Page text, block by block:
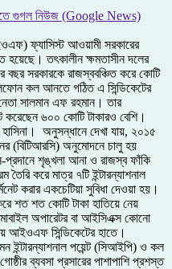
পেতে গুগল নিউজ (Google News)
ফ্যাসিস্ট আওয়ামী সরকারের
হয়েছে। তৎকালীন ক্ষমতাসীন দলের
বছর সরকারকে রাজস্ববঞ্চিত করে কোটি
কল আনতে গঠিত এ সিন্ডিকেটের
সালমান এফ রহমান। তার
৬০০ কোটি টাকারও বেশি।
অনুসন্ধানে দেখা যায়, ২০১৫
(বিটিআরসি) অনুমোদনে চালু হয়
শৃঙ্খলা আনা ও রাজস্ব ফাঁকি
করে মাত্র ৭টি ইন্টারন্যাশনাল
করার একচেটিয়া সুবিধা দেওয়া হয়।
শত শত কোটি টাকা হাতিয়ে নেয়
অপারেটর বা আইসিএক্স কোনো
আইওএফ সিন্ডিকেটের হাতে।
ইন্টারন্যাশনাল পয়েন্ট (সিআইপি) ও কল
ব্যবসা প্রসারের পাশাপাশি প্রশস্ত